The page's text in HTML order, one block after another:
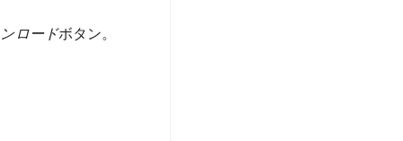
ロードボタン。